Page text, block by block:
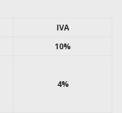
IVA
10%
4%